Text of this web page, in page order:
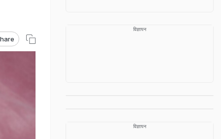
विज्ञापन
विज्ञापन